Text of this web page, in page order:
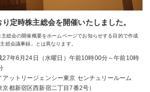
定時株主総会を開催いたしました。
総会の開催概要をホームページでお知らせする目的で作成
総会議事録」とは異なります。
27年6月24日（水曜日）午前10時00分～午前10時
アットリージェンシー東京 センチュリールーム
京都新宿区西新宿二丁目7番2号）